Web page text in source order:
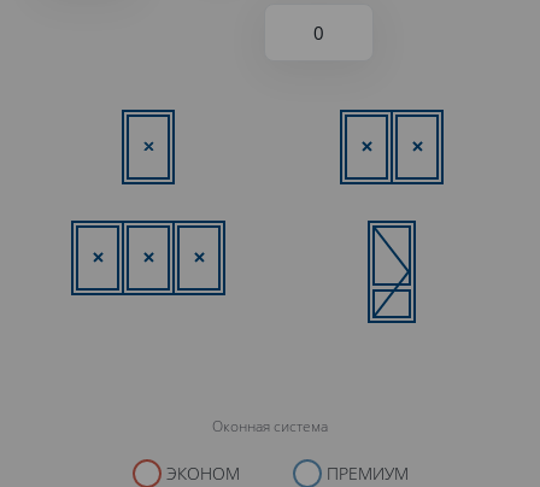
Оконная система
ЭКОНОМ ПРЕМИУМ